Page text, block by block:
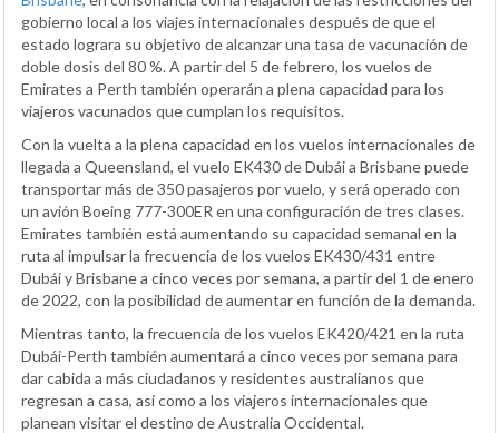
gobierno local a los viajes internacionales después de que el
estado lograra su objetivo de alcanzar una tasa de vacunación de
doble dosis del 80 %. A partir del 5 de febrero, los vuelos de
Emirates a Perth también operarán a plena capacidad para los
viajeros vacunados que cumplan los requisitos.
Con la vuelta a la plena capacidad en los vuelos internacionales de
llegada a Queensland, el vuelo EK430 de Dubái a Brisbane puede
transportar más de 350 pasajeros por vuelo, y será operado con
un avión Boeing 777-300ER en una configuración de tres clases.
Emirates también está aumentando su capacidad semanal en la
ruta al impulsar la frecuencia de los vuelos EK430/431 entre
Dubái y Brisbane a cinco veces por semana, a partir del 1 de enero
de 2022, con la posibilidad de aumentar en función de la demanda.
Mientras tanto, la frecuencia de los vuelos EK420/421 en la ruta
Dubái-Perth también aumentará a cinco veces por semana para
dar cabida a más ciudadanos y residentes australianos que
regresan a casa, así como a los viajeros internacionales que
planean visitar el destino de Australia Occidental.